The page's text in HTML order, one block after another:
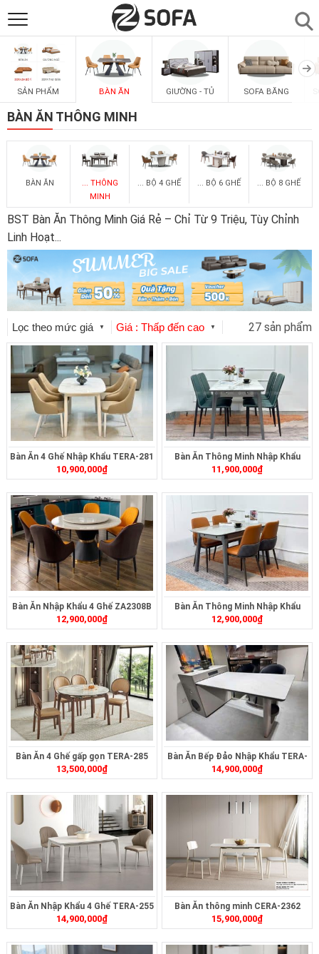
SẢN PHẨM
SOFAS
PHÒNG ĂN
PHÒNG NGỦ
PHÒNG KHÁCH
LIÊN HỆ
SẢN PHẨM BÀN ĂN GIƯỜNG - TỦ SOFA BĂNG
BÀN ĂN THÔNG MINH
BÀN ĂN
... THÔNG
MINH
... BỘ 4 GHẾ ... BỘ 6 GHẾ ... BỘ 8 GHẾ
BST Bàn Ăn Thông Minh Giá Rẻ – Chỉ Từ 9 Triệu, Tùy Chỉnh
Linh Hoạt...
Lọc theo mức giá ▼ Giá : Thấp đến cao ▼ 27 sản phẩm
Bàn Ăn 4 Ghế Nhập Khẩu TERA-281
10,900,000₫
Bàn Ăn Thông Minh Nhập Khẩu
ZA2357
11,900,000₫
Bàn Ăn Nhập Khẩu 4 Ghế ZA2308B
12,900,000₫
Bàn Ăn Thông Minh Nhập Khẩu
ZA2358
12,900,000₫
Bàn Ăn 4 Ghế gấp gọn TERA-285
13,500,000₫
Bàn Ăn Bếp Đảo Nhập Khẩu TERA-
497
14,900,000₫
Bàn Ăn Nhập Khẩu 4 Ghế TERA-255
14,900,000₫
Bàn Ăn thông minh CERA-2362
15,900,000₫